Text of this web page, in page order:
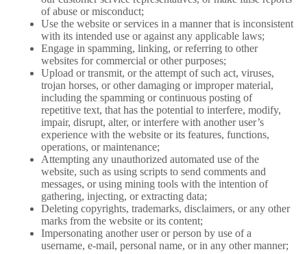
of abuse or misconduct;
Use the website or services in a manner that is inconsistent
with its intended use or against any applicable laws;
Engage in spamming, linking, or referring to other
websites for commercial or other purposes;
Upload or transmit, or the attempt of such act, viruses,
trojan horses, or other damaging or improper material,
including the spamming or continuous posting of
repetitive text, that has the potential to interfere, modify,
impair, disrupt, alter, or interfere with another user’s
experience with the website or its features, functions,
operations, or maintenance;
Attempting any unauthorized automated use of the
website, such as using scripts to send comments and
messages, or using mining tools with the intention of
gathering, injecting, or extracting data;
Deleting copyrights, trademarks, disclaimers, or any other
marks from the website or its content;
Impersonating another user or person by use of a
username, e-mail, personal name, or in any other manner;